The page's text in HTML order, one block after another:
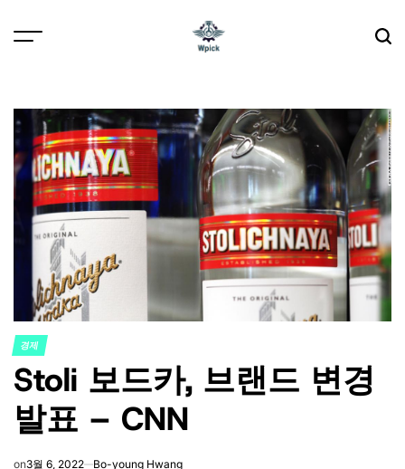
POSTED
IN
경제
Stoli 보드카, 브랜드 변경
발표 – CNN
on3월 6, 2022 Bo-young Hwang